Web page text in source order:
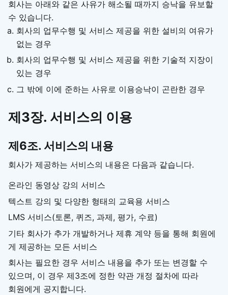
회사는 아래와 같은 사유가 해소될 때까지 승낙을 유보할
수 있습니다.
회사의 업무수행 및 서비스 제공을 위한 설비의 여유가
없는 경우
회사의 업무수행 및 서비스 제공을 위한 기술적 지장이
있는 경우
그 밖에 이에 준하는 사유로 이용승낙이 곤란한 경우
제3장. 서비스의 이용
제6조. 서비스의 내용
회사가 제공하는 서비스의 내용은 다음과 같습니다.
온라인 동영상 강의 서비스
텍스트 강의 및 다양한 형태의 교육용 서비스
LMS 서비스(토론, 퀴즈, 과제, 평가, 수료)
기타 회사가 추가 개발하거나 제휴 계약 등을 통해 회원에
게 제공하는 모든 서비스
회사는 필요한 경우 서비스 내용을 추가 또는 변경할 수
있으며, 이 경우 제3조에 정한 약관 개정 절차에 따라
회원에게 공지합니다.